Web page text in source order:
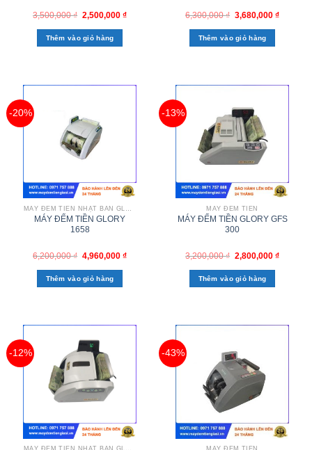
3,500,000₫ 2,500,000 ₫
Thêm vào giỏ hàng
6,300,000₫ 3,680,000 ₫
Thêm vào giỏ hàng
-20%
MÁY ĐẾM TIỀN GLORY
1658
6,200,000₫ 4,960,000 ₫
Thêm vào giỏ hàng
-13%
MÁY ĐẾM TIỀN
MÁY ĐẾM TIỀN GLORY GFS
300
3,200,000₫ 2,800,000 ₫
Thêm vào giỏ hàng
-12% -43%